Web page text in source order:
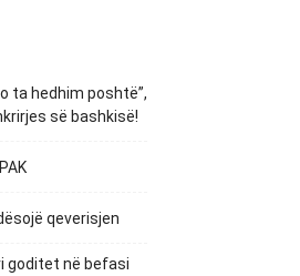
ta hedhim poshtë”,
së bashkisë!
qeverisjen
goditet në befasi